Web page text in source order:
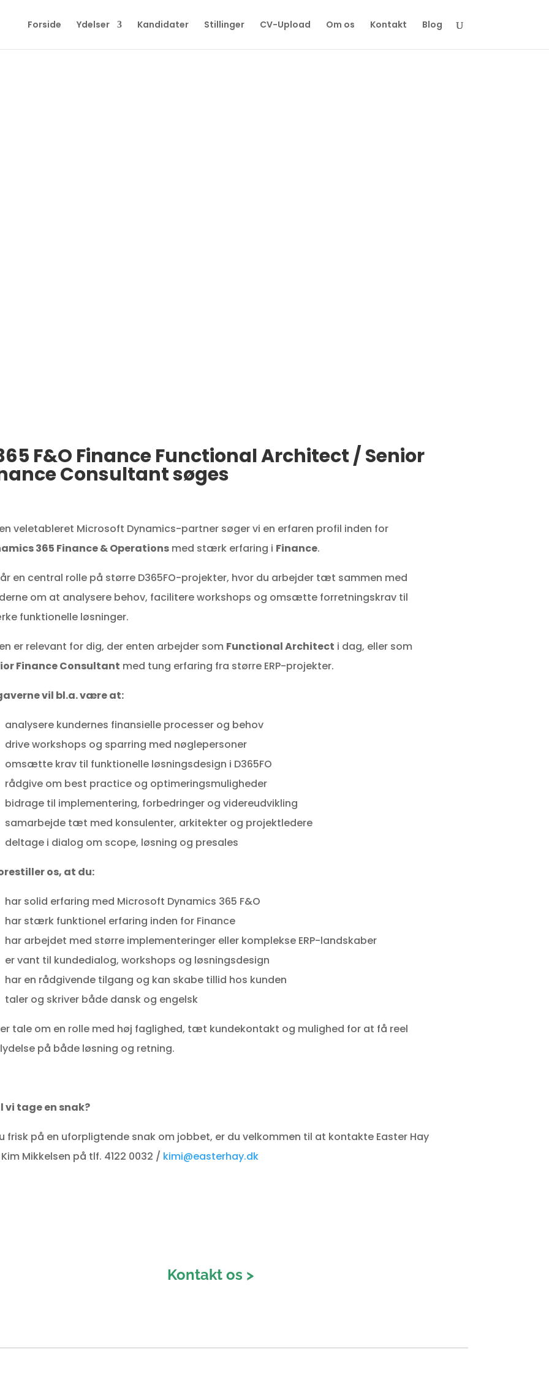
Forside Ydelser Kandidater Stillinger CV-Upload Om os Kontakt Blog
F&O Finance Functional Architect / Senior
Consultant søges
veletableret Microsoft Dynamics-partner søger vi en erfaren profil inden for
365 Finance & Operationsmed stærk erfaring i Finance.
en central rolle på større D365FO-projekter, hvor du arbejder tæt sammen med
om at analysere behov, facilitere workshops og omsætte forretningskrav til
funktionelle løsninger.
er relevant for dig, der enten arbejder som Functional Architect i dag, eller som
Finance Consultant med tung erfaring fra større ERP-projekter.
vil bl.a. være at:
analysere kundernes finansielle processer og behov
drive workshops og sparring med nøglepersoner
omsætte krav til funktionelle løsningsdesign i D365FO
rådgive om best practice og optimeringsmuligheder
bidrage til implementering, forbedringer og videreudvikling
samarbejde tæt med konsulenter, arkitekter og projektledere
deltage i dialog om scope, løsning og presales
os, at du:
har solid erfaring med Microsoft Dynamics 365 F&O
har stærk funktionel erfaring inden for Finance
har arbejdet med større implementeringer eller komplekse ERP-landskaber
er vant til kundedialog, workshops og løsningsdesign
har en rådgivende tilgang og kan skabe tillid hos kunden
taler og skriver både dansk og engelsk
er tale om en rolle med høj faglighed, tæt kundekontakt og mulighed for at få reel
på både løsning og retning.
vi tage en snak?
frisk på en uforpligtende snak om jobbet, er du velkommen til at kontakte Easter Hay
Mikkelsen på tlf. 4122 0032 / kimi@easterhay.dk
Kontakt os >